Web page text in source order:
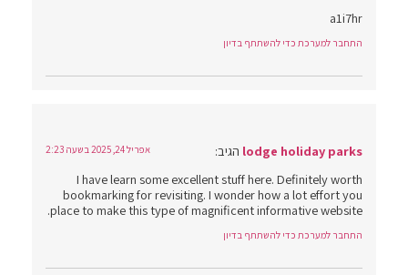
a1i7hr
התחבר למערכת כדי להשתתף בדיון
lodge holiday parks הגיב: אפריל 24, 2025 בשעה 2:23
I have learn some excellent stuff here. Definitely worth
bookmarking for revisiting. I wonder how a lot effort you
place to make this type of magnificent informative website.
התחבר למערכת כדי להשתתף בדיון